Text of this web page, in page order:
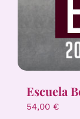
Escuela
54,00 €